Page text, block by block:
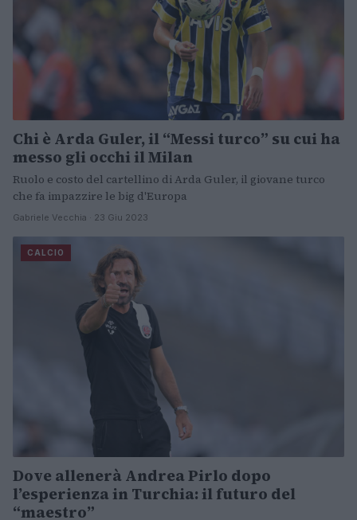
Chi è Arda Guler, il “Messi turco” su cui ha
messo gli occhi il Milan
Ruolo e costo del cartellino di Arda Guler, il giovane turco
che fa impazzire le big d'Europa
Gabriele Vecchia · 23 Giu 2023
CALCIO
Dove allenerà Andrea Pirlo dopo
l’esperienza in Turchia: il futuro del
“maestro”